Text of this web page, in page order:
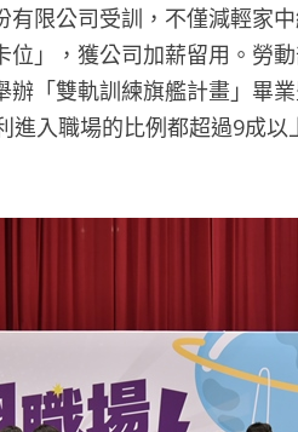
限公司受訓，不僅減輕家
」，獲公司加薪留用。勞
「雙軌訓練旗艦計畫」畢
進入職場的比例都超過9成